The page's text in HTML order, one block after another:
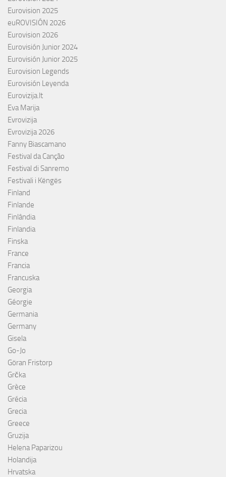
Eurovision 2025
euROVISIÓN 2026
Eurovision 2026
Eurovisión Junior 2024
Eurovisión Junior 2025
Eurovision Legends
Eurovisión Leyenda
Eurovizija.lt
Eva Marija
Evrovizija
Evrovizija 2026
Fanny Biascamano
Festival da Canção
Festival di Sanremo
Festivali i Këngës
Finland
Finlande
Finlândia
Finlandia
Finska
France
Francia
Francuska
Georgia
Géorgie
Germania
Germany
Gisela
Go-Jo
Göran Fristorp
Grčka
Grèce
Grécia
Grecia
Greece
Gruzija
Helena Paparizou
Holandija
Hrvatska